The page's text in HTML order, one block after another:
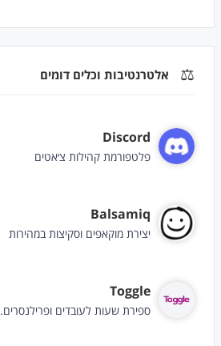
⚖️ אלטרנטיבות וכלים דומים
Discord
פלטפורמת קהילות צ׳אטים
Balsamiq
יצירת מוקאפים וסקיצות במהירות
Toggle
ספירת שעות לעובדים ופרילנסרים.